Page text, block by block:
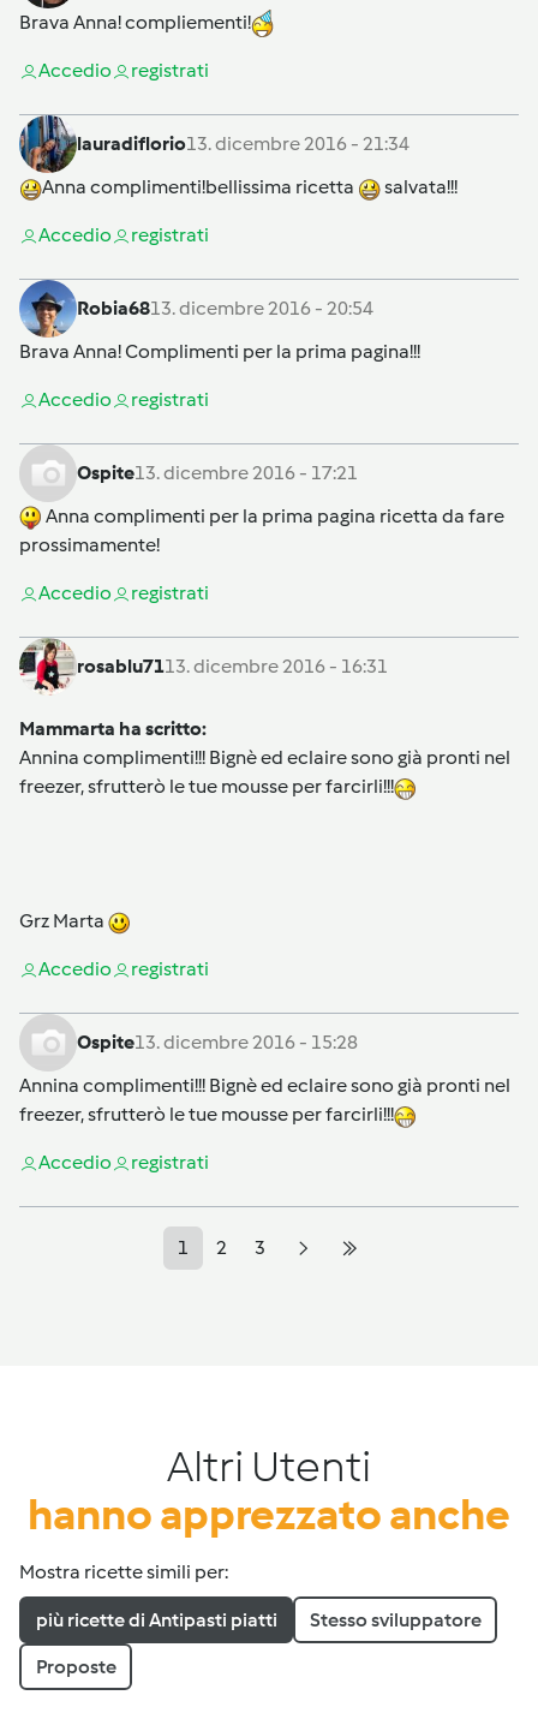
Brava Anna! compliementi!
Accedio registrati
lauradiflorio13. dicembre 2016 - 21:34
Anna complimenti!bellissima ricetta
salvata!!!
Accedio registrati
Robia6813. dicembre 2016 - 20:54
Brava Anna! Complimenti per la prima pagina!!!
Accedio registrati
Ospite13. dicembre 2016 - 17:21
Anna complimenti per la prima pagina ricetta da fare
prossimamente!
Accedio registrati
rosablu7113. dicembre 2016 - 16:31
Mammarta ha scritto:
Annina complimenti!!! Bignè ed eclaire sono già pronti nel
freezer, sfrutterò le tue mousse per farcirli!!!
Grz Marta
Accedio registrati
Ospite13. dicembre 2016 - 15:28
Annina complimenti!!! Bignè ed eclaire sono già pronti nel
freezer, sfrutterò le tue mousse per farcirli!!!
Accedio registrati
1 2 3
Altri Utenti
hanno apprezzato anche
Mostra ricette simili per:
più ricette di Antipasti piatti Stesso sviluppatore
Proposte